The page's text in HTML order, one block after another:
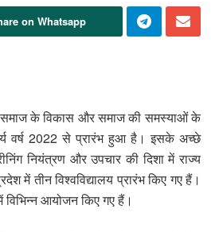
on Whatsapp
समाज के विकास और समाज की समस्याओं के
वर्ष 2022 से प्रारंभ हुआ है। इसके अच्छे
नियंत्रण और उपचार की दिशा में राज्य
में तीन विश्वविद्यालय प्रारंभ किए गए हैं।
विभिन्न आयोजन किए गए हैं।